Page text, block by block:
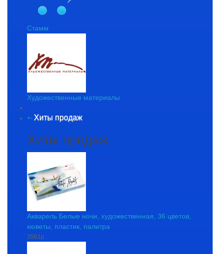
Стамм
Художественные материалы
+- Хиты продаж
Хиты продаж
Акварель Белые ночи, художественная, 36 цветов,
кюветы, пластик, палитра
3561р.